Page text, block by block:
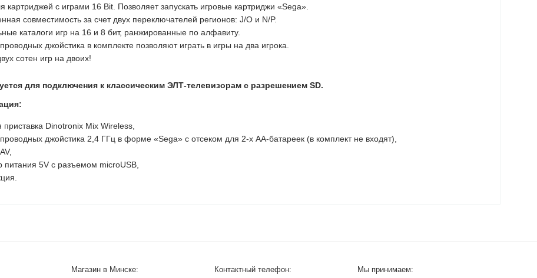
картриджей с играми 16 Bit. Позволяет запускать игровые картриджи «Sega».
совместимость за счет двух переключателей регионов: J/O и N/P.
каталоги игр на 16 и 8 бит, ранжированные по алфавиту.
джойстика в комплекте позволяют играть в игры на два игрока.
сотен игр на двоих!
для подключения к классическим ЭЛТ-телевизорам с разрешением SD.
приставка Dinotronix Mix Wireless,
джойстика 2,4 ГГц в форме «Sega» с отсеком для 2-х АА-батареек (в комплект не входят),
питания 5V с разъемом microUSB,
Магазин в Минске: Контактный телефон: Мы принимаем: